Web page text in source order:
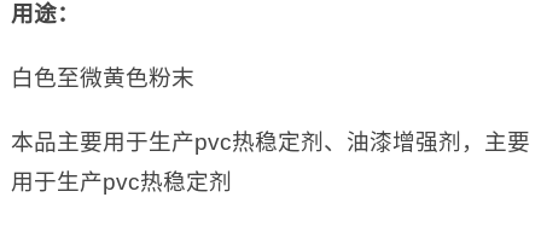
用途：
白色至微黄色粉末
本品主要用于生产pvc热稳定剂、油漆增强剂，主要
用于生产pvc热稳定剂